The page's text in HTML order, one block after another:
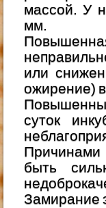
массой. У
мм.
или
ожирение)
суток
Причинами
быть
Замирание